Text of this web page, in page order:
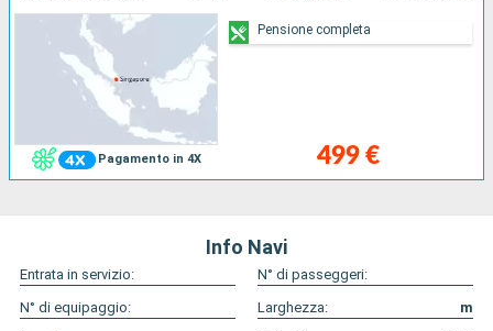
Pagamento in 4X 499 €
Pensione completa
Info Navi
Entrata in servizio:
N° di passeggeri:
N° di equipaggio:
Larghezza:
m